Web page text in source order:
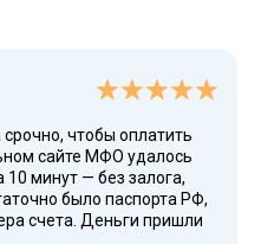
чтобы оплатить
сайте МФО удалось
минут — без залога,
было паспорта РФ,
счета. Деньги пришли